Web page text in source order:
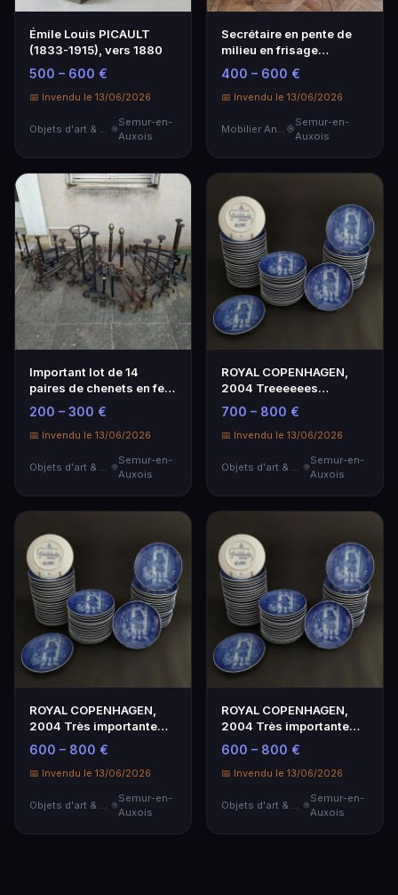
Émile Louis PICAULT
(1833-1915), vers 1880
500 – 600 €
📅 Invendu le 13/06/2026
Objets d'art & Curiosités
Semur-en-
Auxois
Secrétaire en pente de
milieu en frisage
d'amarante et de bo…
400 – 600 €
📅 Invendu le 13/06/2026
Mobilier Ancien
Semur-en-
Auxois
Important lot de 14
paires de chenets en fer
forgé, XVIIIe e…
200 – 300 €
📅 Invendu le 13/06/2026
Objets d'art & Curiosités
Semur-en-
Auxois
ROYAL COPENHAGEN,
2004 Treeeeees
importante partie de
servic…
700 – 800 €
📅 Invendu le 13/06/2026
Objets d'art & Curiosités
Semur-en-
Auxois
ROYAL COPENHAGEN,
2004 Très importante
partie de service, co…
600 – 800 €
📅 Invendu le 13/06/2026
Objets d'art & Curiosités
Semur-en-
Auxois
ROYAL COPENHAGEN,
2004 Très importante
partie de service, co…
600 – 800 €
📅 Invendu le 13/06/2026
Objets d'art & Curiosités
Semur-en-
Auxois